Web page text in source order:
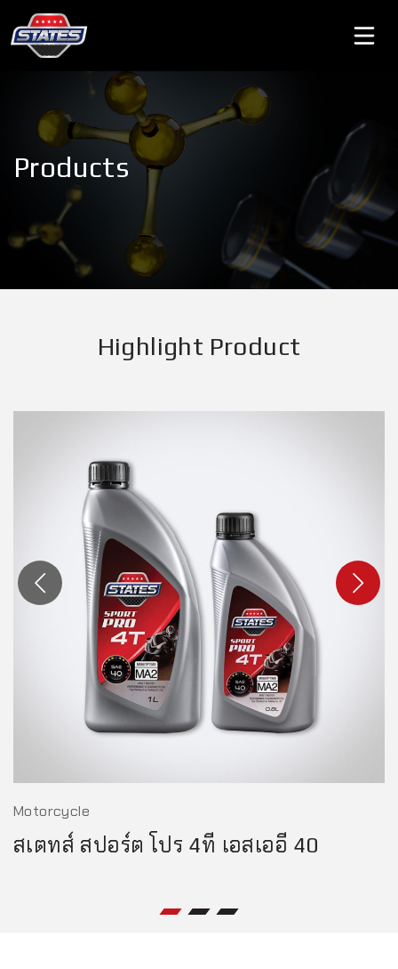
Products
Highlight Product
Motorcycle
สเตทส์ สปอร์ต โปร 4ที เอสเออี 40